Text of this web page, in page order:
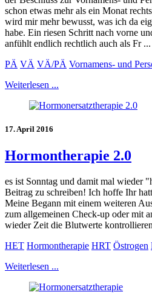
schon etwas mehr als ein Monat
wird mir mehr bewusst, was ich da
habe. Ein riesen Schritt nach vorne
anfühlt endlich rechtlich auch als Fr ...
PÄ VÄ VÄ/PÄ Vornamens- und
Weiterlesen ...
17. April 2016
Hormontherapie 2.0
es ist Sonntag und damit mal wieder
Beitrag zu schreiben! Ich hoffe Ihr
Meine Begann mit einem weiteren
zum allgemeinen Check-up oder mit
wieder Zeit die Blutwerte
HET Hormontherapie HRT Östrogen
Weiterlesen ...